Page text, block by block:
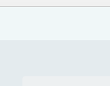
FACEBOOKTWITTERFLIPBOARD
E-